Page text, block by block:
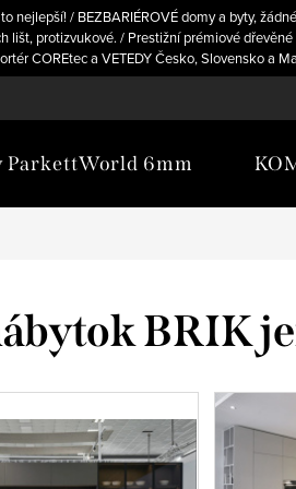
/ BEZBARIÉROVÉ domy a byty,
protizvukové. / Prestižní prémiové
COREtec a VETEDY Česko, Slovensko a
ParkettWorld 6mm
BRIK